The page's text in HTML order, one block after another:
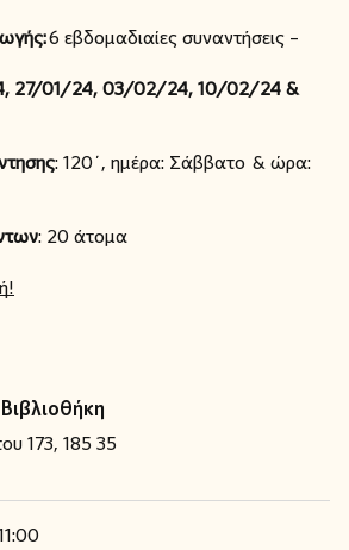
6 εβδομαδιαίες συναντήσεις –
27/01/24, 03/02/24, 10/02/24 &
: 120΄, ημέρα: Σάββατο & ώρα:
: 20 άτομα
173, 185 35